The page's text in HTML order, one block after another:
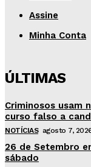
Assine
Minha Conta
ÚLTIMAS
Criminosos usam
curso falso a
NOTÍCIAS agosto 7,
26 de Setembro
sábado